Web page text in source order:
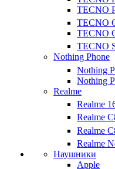
TECNO
TECNO
TECNO
TECNO
Nothing Phone
Nothing
Nothing
Realme
Realme
Realme
Realme
Realme
Наушники
Apple